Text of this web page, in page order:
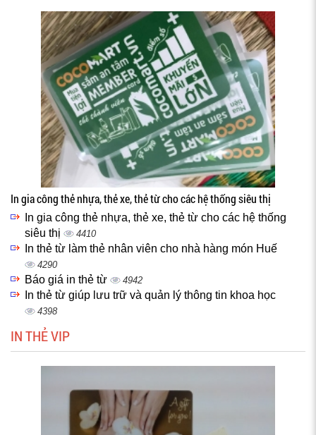
In gia công thẻ nhựa, thẻ xe, thẻ từ cho các hệ thống siêu thị
In gia công thẻ nhựa, thẻ xe, thẻ từ cho các hệ thống
siêu thị
4410
In thẻ từ làm thẻ nhân viên cho nhà hàng món Huế
4290
Báo giá in thẻ từ 4942
In thẻ từ giúp lưu trữ và quản lý thông tin khoa học
4398
IN THẺ VIP